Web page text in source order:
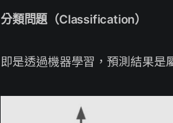
分類問題（Classification）
即是透過機器學習，預測結果是